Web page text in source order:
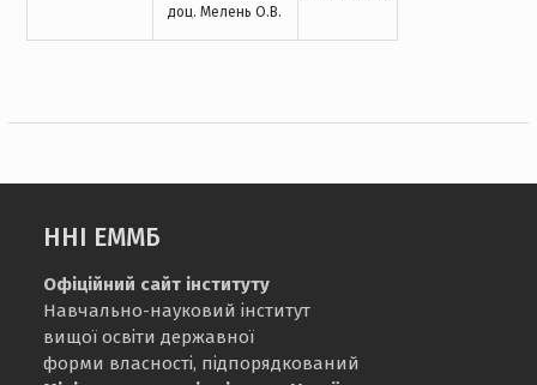
доц. Мелень О.В.
ННІ ЕММБ
Офіційний сайт інституту
Навчально-науковий інститут
вищої освіти державної
форми власності, підпорядкований